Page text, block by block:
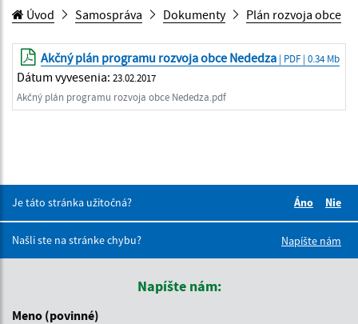
Úvod Samospráva Dokumenty Plán rozvoja obce
Akčný plán programu rozvoja obce Nededza | PDF | 0.34 Mb
Dátum vyvesenia: 23.02.2017
Akčný plán programu rozvoja obce Nededza.pdf
Je táto stránka užitočná?
Áno
Nie
Našli ste na stránke chybu?
Napíšte nám
Napíšte nám:
Meno (povinné)